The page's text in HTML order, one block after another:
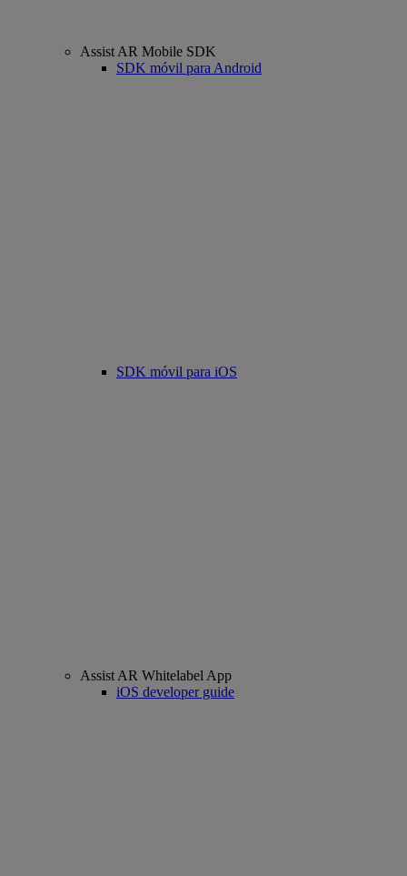
Assist AR Mobile SDK
SDK móvil para Android
SDK móvil para iOS
Assist AR Whitelabel App
iOS developer guide